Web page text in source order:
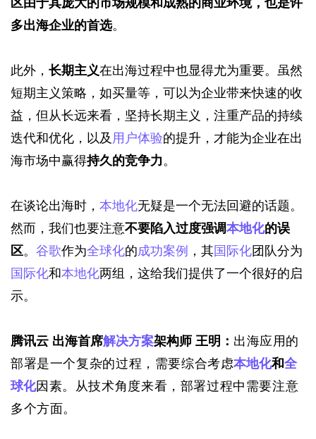
区由于其庞大的市场规模和成熟的商业环境，也是许
多出海企业的首选。
此外， 长期主义在出海过程中也显得尤为重要。虽然
短期主义策略，如买量等，可以为企业带来快速的收
益，但从长远来看，坚持长期主义，注重产品的持续
迭代和优化，以及 用户体验的提升，才能为企业在出
海市场中赢得持久的竞争力。
在谈论出海时， 本地化无疑是一个无法回避的话题。
然而，我们也要注意不要陷入过度强调本地化的误
区。 谷歌作为全球化的成功案例 ，其国际化团队分为
国际化和本地化两组，这给我们提供了一个很好的启
示。
腾讯云 出海首席解决方案架构师 王明： 出海应用的
部署是一个复杂的过程，需要综合考虑本地化和全
球化因素。从技术角度来看，部署过程中需要注意
多个方面。